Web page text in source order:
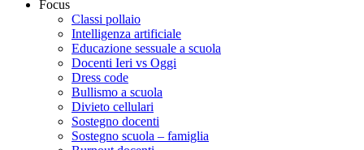
Focus
Classi pollaio
Intelligenza artificiale
Educazione sessuale a scuola
Docenti Ieri vs Oggi
Dress code
Bullismo a scuola
Divieto cellulari
Sostegno docenti
Sostegno scuola – famiglia